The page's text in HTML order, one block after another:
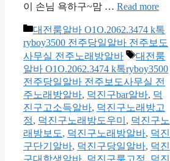
이 손님 욕하구~맘 … Read more
카
테
고
리
대전룸알바 O1O.2062.3474 k톡
ryboy3500 전주당일알바 전주보도
사무실 전주노래방알바
태
그
대전룸
알바 O1O.2062.3474 k톡ryboy3500
전주당일알바 전주보도사무실 전
주노래방알바, 덕진구bar알바, 덕
진구고소득알바, 덕진구노래방고
정, 덕진구노래방도우미 , 덕진구노
래방보도, 덕진구노래방알바, 덕진
구단기알바, 덕진구당일알바, 덕진